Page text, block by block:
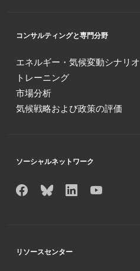
コンサルティングと専門分野
エネルギー・気候変動シナリオ
トレーニング
市場分析
気候戦略および政策の評価
ソーシャルネットワーク
リソースセンター